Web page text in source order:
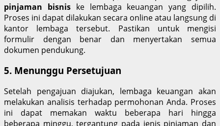
pinjaman bisniske lembaga keuangan yang dipilih.
Proses ini dapat dilakukan secara online atau langsung di
kantor lembaga tersebut. Pastikan untuk mengisi
formulir dengan benar dan menyertakan semua
dokumen pendukung.
5. Menunggu Persetujuan
Setelah pengajuan diajukan, lembaga keuangan akan
melakukan analisis terhadap permohonan Anda. Proses
ini dapat memakan waktu beberapa hari hingga
beberapa minggu, tergantung pada jenis pinjaman dan